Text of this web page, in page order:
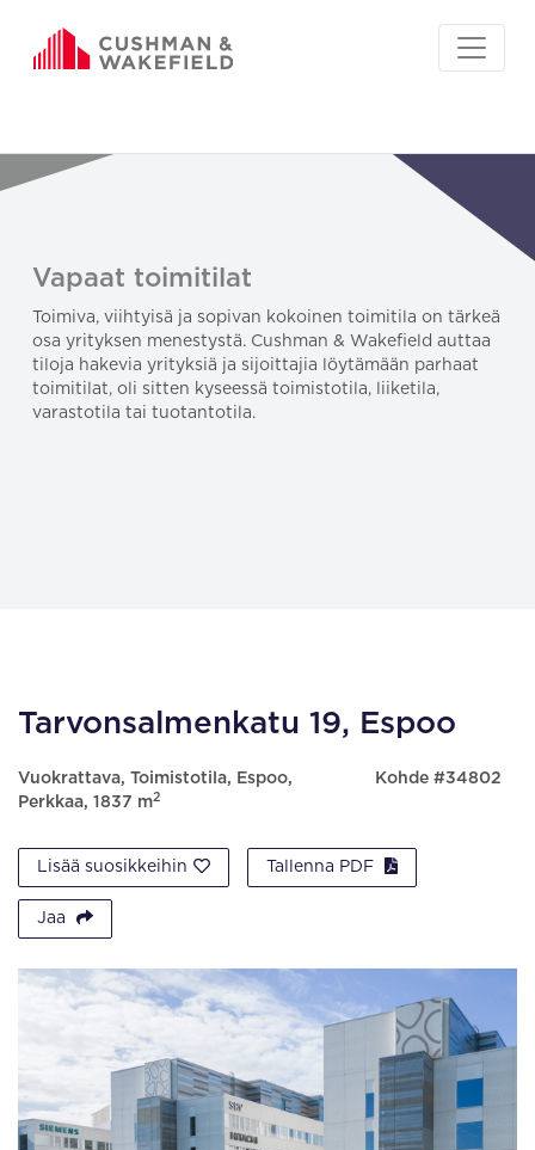
Vapaat toimitilat
Toimiva, viihtyisä ja sopivan kokoinen toimitila on tärkeä
osa yrityksen menestystä. Cushman & Wakefield auttaa
tiloja hakevia yrityksiä ja sijoittajia löytämään parhaat
toimitilat, oli sitten kyseessä toimistotila, liiketila,
varastotila tai tuotantotila.
Tarvonsalmenkatu 19, Espoo
Vuokrattava, Toimistotila, Espoo,
Perkkaa, 1837 m2
Kohde #34802
Lisää suosikkeihin Tallenna PDF
Jaa